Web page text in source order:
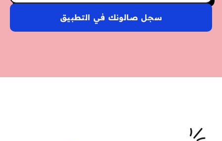
سجل صالونك في التطبيق